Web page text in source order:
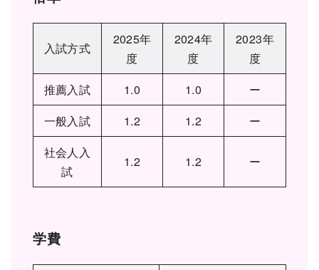
入試方式
2025年
度
2024年
度
2023年
度
推薦入試
1.0 1.0
ー
一般入試
1.2 1.2
ー
社会人入
試
1.2 1.2 ー
学費